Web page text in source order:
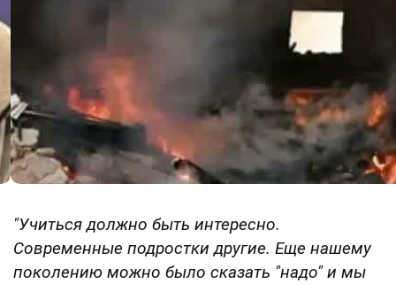
"Учиться должно быть интересно.
Современные подростки другие. Еще нашему
поколению можно было сказать "надо" и мы